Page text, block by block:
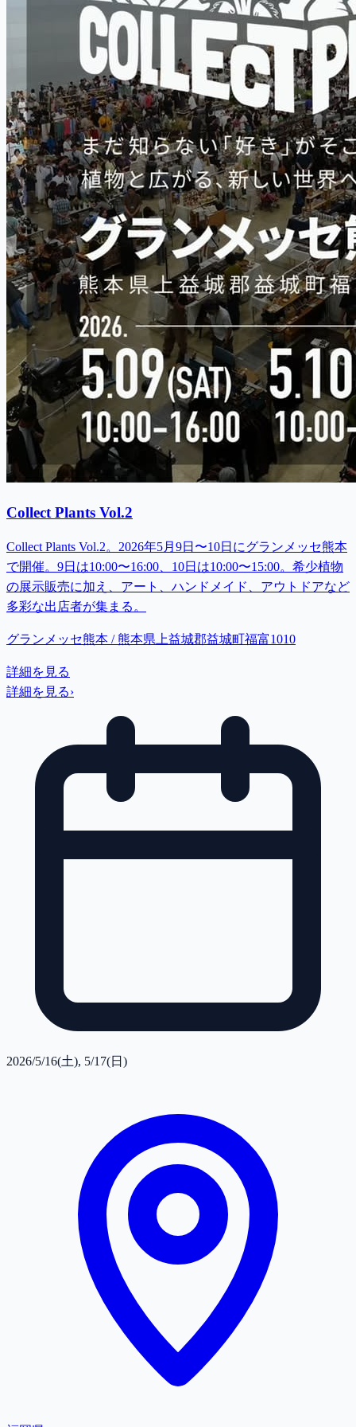
Collect Plants Vol.2
Collect Plants Vol.2。2026年5月9日〜10日にグランメッセ熊本
で開催。9日は10:00〜16:00、10日は10:00〜15:00。希少植物
の展示販売に加え、アート、ハンドメイド、アウトドアなど
多彩な出店者が集まる。
グランメッセ熊本 / 熊本県上益城郡益城町福富1010
詳細を見る
詳細を見る›
2026/5/16(土), 5/17(日)